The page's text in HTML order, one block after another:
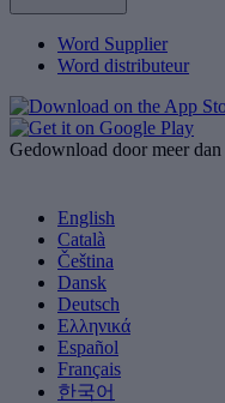
Word Supplier
Word distributeur
Gedownload door meer dan
English
Català
Čeština
Dansk
Deutsch
Ελληνικά
Español
Français
한국어